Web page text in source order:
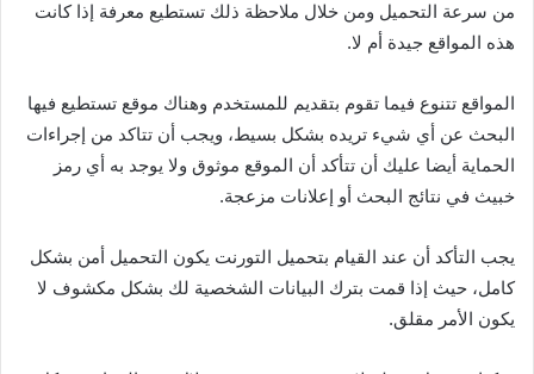
من سرعة التحميل ومن خلال ملاحظة ذلك تستطيع معرفة إذا كانت
هذه المواقع جيدة أم لا.
المواقع تتنوع فيما تقوم بتقديم للمستخدم وهناك موقع تستطيع فيها
البحث عن أي شيء تريده بشكل بسيط، ويجب أن تتاكد من إجراءات
الحماية أيضا عليك أن تتأكد أن الموقع موثوق ولا يوجد به أي رمز
خبيث في نتائج البحث أو إعلانات مزعجة.
يجب التأكد أن عند القيام بتحميل التورنت يكون التحميل أمن بشكل
كامل، حيث إذا قمت بترك البيانات الشخصية لك بشكل مكشوف لا
يكون الأمر مقلق.